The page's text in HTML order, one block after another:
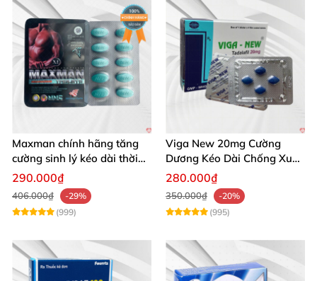
Maxman chính hãng tăng
cường sinh lý kéo dài thời
gian xuất tinh
290.000₫
406.000₫
-29%
(999)
Viga New 20mg Cường
Dương Kéo Dài Chống Xuất
Tinh Hộp 4 Viên
280.000₫
350.000₫
-20%
(995)